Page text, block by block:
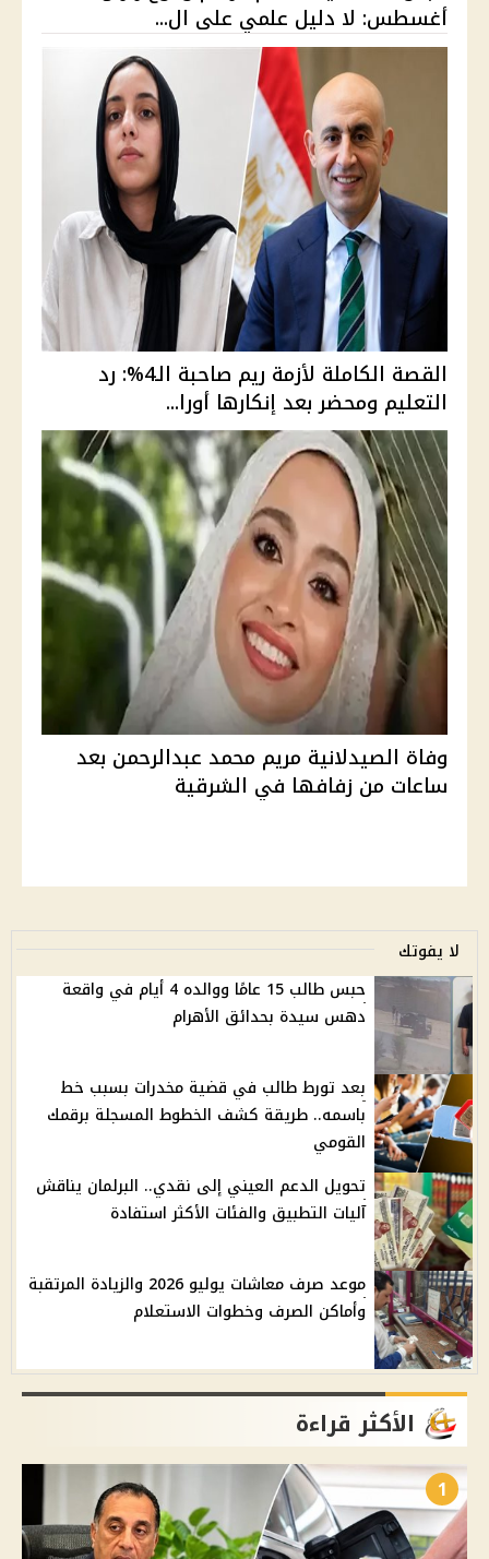
أغسطس: لا دليل علمي على ال...
القصة الكاملة لأزمة ريم صاحبة الـ4%: رد
التعليم ومحضر بعد إنكارها أورا...
وفاة الصيدلانية مريم محمد عبدالرحمن بعد
ساعات من زفافها في الشرقية
لا يفوتك
حبس طالب 15 عامًا ووالده 4 أيام في واقعة
دهس سيدة بحدائق الأهرام
بعد تورط طالب في قضية مخدرات بسبب خط
باسمه.. طريقة كشف الخطوط المسجلة برقمك
القومي
تحويل الدعم العيني إلى نقدي.. البرلمان يناقش
آليات التطبيق والفئات الأكثر استفادة
موعد صرف معاشات يوليو 2026 والزيادة المرتقبة
وأماكن الصرف وخطوات الاستعلام
الأكثر قراءة
1